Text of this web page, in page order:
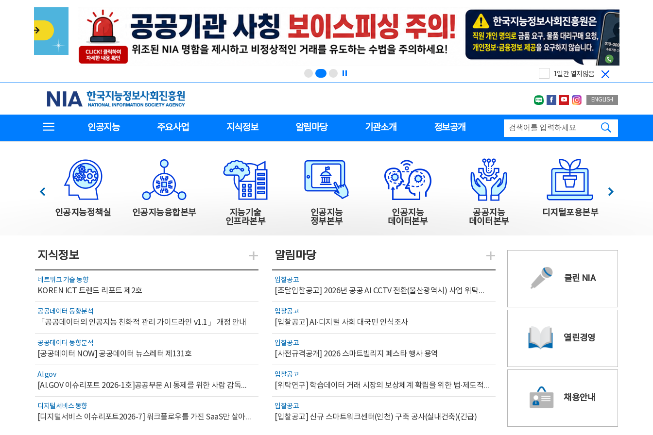
1일간 열지않음
한국지능정보사회진흥원
네이버블로그
페이스북
유투브인스타그랩
ENGLISH
인공지능 주요사업 지식정보 알림마당 기관소개 정보공개
한국지능정보사회진흥원 주요사업
인공지능정책실 인공지능융합본부
지능기술
인프라본부
인공지능
정부본부
인공지능
데이터본부
공공지능
데이터본부
디지털포용본부
이전 다음
지식정보
네트워크 기술 동향
KOREN ICT 트렌드 리포트 제2호
공공데이터 동향분석
「공공데이터의 인공지능 친화적 관리 가이드라인 v1.1」 개정 안내
공공데이터 동향분석
[공공데이터 NOW] 공공데이터 뉴스레터 제131호
AI.gov
[AI.GOV 이슈리포트 2026-1호]공공부문 AI 통제를 위한 사람 감독의 해외 사례 분석 및 시사점
디지털서비스 동향
[디지털서비스 이슈리포트2026-7] 워크플로우를 가진 SaaS만 살아남는다
지식관련 더보기
알림마당
입찰공고
[조달입찰공고] 2026년 공공 AI CCTV 전환(울산광역시) 사업 위탁감리
입찰공고
[입찰공고] AI·디지털 사회 대국민 인식조사
입찰공고
[사전규격공개] 2026 스마트빌리지 페스타 행사 용역
입찰공고
[위탁연구] 학습데이터 거래 시장의 보상체계 확립을 위한 법·제도적 검토 방안 연구
입찰공고
[입찰공고] 신규 스마트워크센터(인천) 구축 공사(실내건축)(긴급)
알림관련 더보기
클린 NIA
열린경영
채용안내